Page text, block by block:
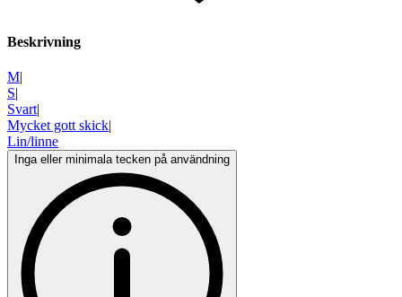
Beskrivning
M|
S|
Svart|
Mycket gott skick|
Lin/linne
Inga eller minimala tecken på användning